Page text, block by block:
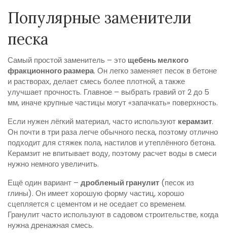
Популярные заменители
песка
Самый простой заменитель – это щебень мелкого
фракционного размера. Он легко заменяет песок в бетоне
и растворах, делает смесь более плотной, а также
улучшает прочность. Главное – выбрать гравий от 2 до 5
мм, иначе крупные частицы могут «запачкать» поверхность.
Если нужен лёгкий материал, часто используют керамзит.
Он почти в три раза легче обычного песка, поэтому отлично
подходит для стяжек пола, настилов и утеплённого бетона.
Керамзит не впитывает воду, поэтому расчет воды в смеси
нужно немного увеличить.
Ещё один вариант – дробленый гранулит (песок из
глины). Он имеет хорошую форму частиц, хорошо
сцепляется с цементом и не оседает со временем.
Гранулит часто используют в садовом строительстве, когда
нужна дренажная смесь.